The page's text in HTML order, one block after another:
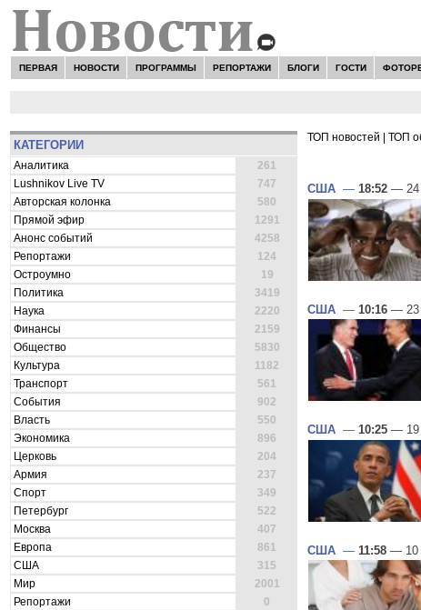
ПЕРВАЯ НОВОСТИ ПРОГРАММЫ РЕПОРТАЖИ БЛОГИ ГОСТИ
КАТЕГОРИИ
Аналитика
261
Lushnikov Live TV
747
Авторская колонка
580
Прямой эфир
1291
Анонс событий
4258
Репортажи
124
Остроумно
19
Политика
3419
Наука
2220
Финансы
2159
Общество
5830
Культура
1182
Транспорт
561
События
902
Власть
550
Экономика
896
Церковь
204
Армия
237
Спорт
349
Петербург
522
Москва
407
Европа
861
США
315
Мир
2001
Репортажи
0
ТОП новостей ТОП
США — 18:52 — 24
США — 10:16 — 23
США — 10:25 — 19
США — 11:58 — 10